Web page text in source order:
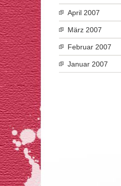
April 2007
März 2007
Februar 2007
Januar 2007